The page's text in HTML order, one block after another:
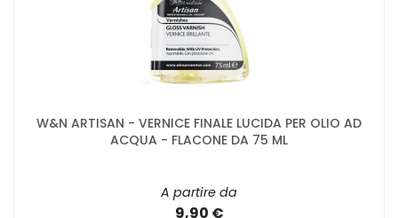
W&N ARTISAN - VERNICE FINALE LUCIDA PER OLIO AD
ACQUA - FLACONE DA 75 ML
A partire da
9,90 €